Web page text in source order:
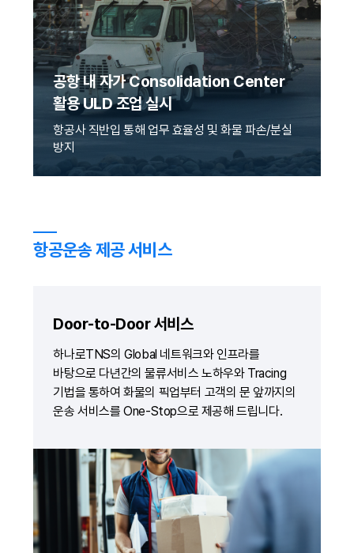
공항 내 자가 Consolidation Center
활용 ULD 조업 실시
항공사 직반입 통해 업무 효율성 및 화물 파손/분실
방지
항공운송 제공 서비스
Door-to-Door 서비스
하나로TNS의 Global 네트워크와 인프라를
바탕으로 다년간의 물류서비스 노하우와 Tracing
기법을 통하여 화물의 픽업부터 고객의 문 앞까지의
운송 서비스를 One-Stop으로 제공해 드립니다.